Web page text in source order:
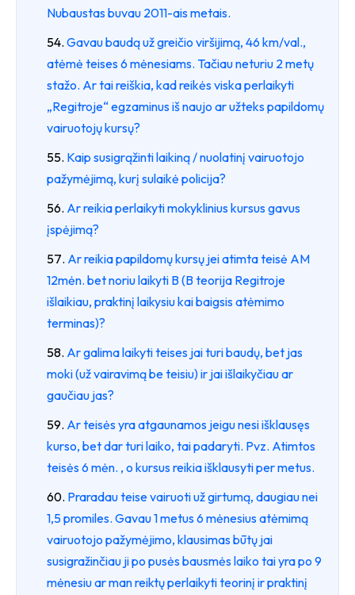
Nubaustas buvau 2011-ais metais.
Gavau baudą už greičio viršijimą, 46 km/val.,
atėmė teises 6 mėnesiams. Tačiau neturiu 2 metų
stažo. Ar tai reiškia, kad reikės viska perlaikyti
„Regitroje“ egzaminus iš naujo ar užteks papildomų
vairuotojų kursų?
Kaip susigrąžinti laikiną / nuolatinį vairuotojo
pažymėjimą, kurį sulaikė policija?
Ar reikia perlaikyti mokyklinius kursus gavus
įspėjimą?
Ar reikia papildomų kursų jei atimta teisė AM
12mėn. bet noriu laikyti B (B teorija Regitroje
išlaikiau, praktinį laikysiu kai baigsis atėmimo
terminas)?
Ar galima laikyti teises jai turi baudų, bet jas
moki (už vairavimą be teisiu) ir jai išlaikyčiau ar
gaučiau jas?
Ar teisės yra atgaunamos jeigu nesi išklausęs
kurso, bet dar turi laiko, tai padaryti. Pvz. Atimtos
teisės 6 mėn. , o kursus reikia išklausyti per metus.
Praradau teise vairuoti už girtumą, daugiau nei
1,5 promiles. Gavau 1 metus 6 mėnesius atėmimą
vairuotojo pažymėjimo, klausimas būtų jai
susigražinčiau ji po pusės bausmės laiko tai yra po 9
mėnesiu ar man reiktų perlaikyti teorinį ir praktinį